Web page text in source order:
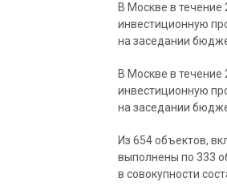
В Москве в
инвестиционную
на заседании
В Москве в
инвестиционную
на заседании
Из 654 объектов,
выполнены по 333
в совокупности